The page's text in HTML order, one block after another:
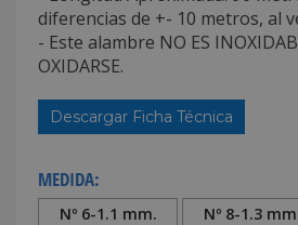
diferencias de +- 10 metros, al
- Este alambre NO ES
OXIDARSE.
Descargar Ficha Técnica
MEDIDA:
Nº 6-1.1 mm.
Nº 8-1.3